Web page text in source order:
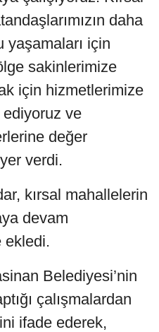
daha
yaşamaları için
sakinlerimize
için hizmetlerimize
ediyoruz ve
değer
verdi.
kırsal mahallelerin
devam
ekledi.
Belediyesi’nin
çalışmalardan
ifade ederek,